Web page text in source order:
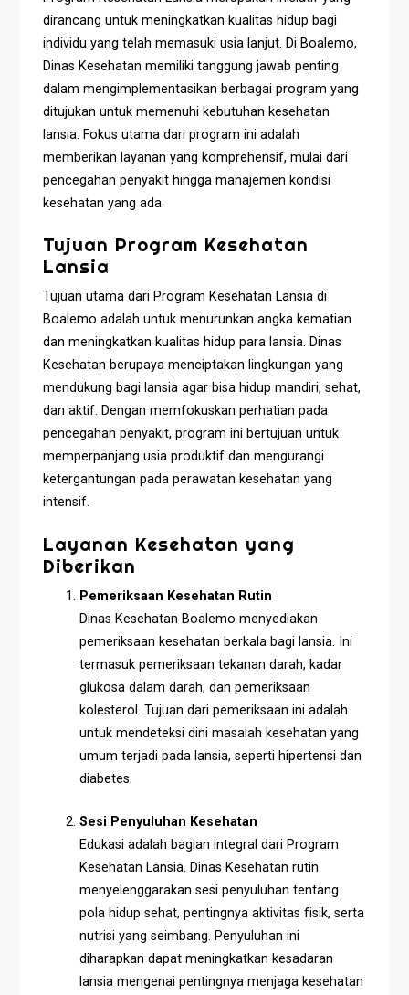
dirancang untuk meningkatkan kualitas hidup bagi
individu yang telah memasuki usia lanjut. Di Boalemo,
Dinas Kesehatan memiliki tanggung jawab penting
dalam mengimplementasikan berbagai program yang
ditujukan untuk memenuhi kebutuhan kesehatan
lansia. Fokus utama dari program ini adalah
memberikan layanan yang komprehensif, mulai dari
pencegahan penyakit hingga manajemen kondisi
kesehatan yang ada.
Tujuan Program Kesehatan
Lansia
Tujuan utama dari Program Kesehatan Lansia di
Boalemo adalah untuk menurunkan angka kematian
dan meningkatkan kualitas hidup para lansia. Dinas
Kesehatan berupaya menciptakan lingkungan yang
mendukung bagi lansia agar bisa hidup mandiri, sehat,
dan aktif. Dengan memfokuskan perhatian pada
pencegahan penyakit, program ini bertujuan untuk
memperpanjang usia produktif dan mengurangi
ketergantungan pada perawatan kesehatan yang
intensif.
Layanan Kesehatan yang
Diberikan
Pemeriksaan Kesehatan Rutin
Dinas Kesehatan Boalemo menyediakan
pemeriksaan kesehatan berkala bagi lansia. Ini
termasuk pemeriksaan tekanan darah, kadar
glukosa dalam darah, dan pemeriksaan
kolesterol. Tujuan dari pemeriksaan ini adalah
untuk mendeteksi dini masalah kesehatan yang
umum terjadi pada lansia, seperti hipertensi dan
diabetes.
Sesi Penyuluhan Kesehatan
Edukasi adalah bagian integral dari Program
Kesehatan Lansia. Dinas Kesehatan rutin
menyelenggarakan sesi penyuluhan tentang
pola hidup sehat, pentingnya aktivitas fisik, serta
nutrisi yang seimbang. Penyuluhan ini
diharapkan dapat meningkatkan kesadaran
lansia mengenai pentingnya menjaga kesehatan